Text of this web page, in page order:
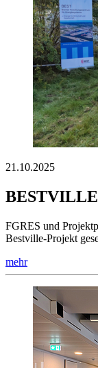
21.10.2025
BESTVILLE
FGRES und
Bestville-Projekt
mehr